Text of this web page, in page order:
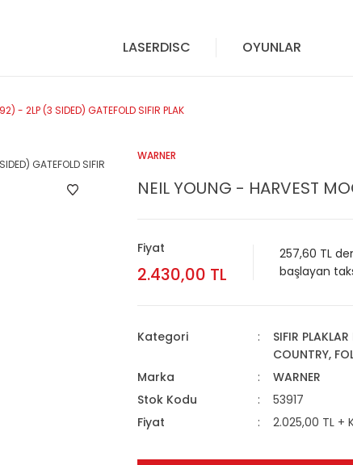
LASERDISC OYUNLAR
- 2LP (3 SIDED) GATEFOLD SIFIR PLAK
WARNER
NEIL YOUNG - HARVEST
Fiyat
2.430,00 TL
257,60 TL
başlayan
Kategori SIFIR PLAKLAR
COUNTRY,
Marka
WARNER
Stok Kodu
53917
Fiyat
2.025,00 TL +